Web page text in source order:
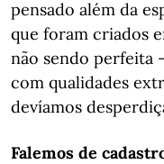
pensado além da
que foram criados
não sendo perfeita
com qualidades
devíamos
Falemos de